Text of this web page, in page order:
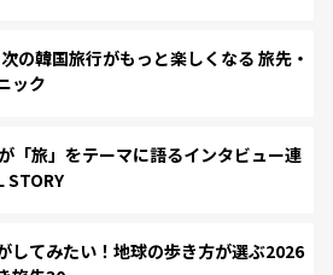
韓国旅行がもっと楽しくなる 旅先・
ック
「旅」をテーマに語るインタビュー連
STORY
してみたい！地球の歩き方が選ぶ2026